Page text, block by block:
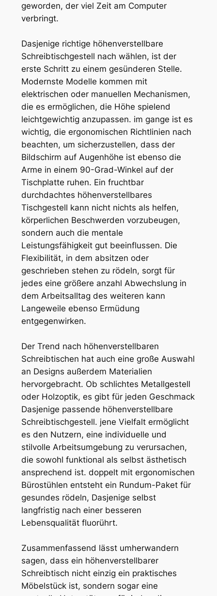
geworden, der viel Zeit am Computer
verbringt.
Dasjenige richtige höhenverstellbare
Schreibtischgestell nach wählen, ist der
erste Schritt zu einem gesünderen Stelle.
Modernste Modelle kommen mit
elektrischen oder manuellen Mechanismen,
die es ermöglichen, die Höhe spielend
leichtgewichtig anzupassen. im gange ist es
wichtig, die ergonomischen Richtlinien nach
beachten, um sicherzustellen, dass der
Bildschirm auf Augenhöhe ist ebenso die
Arme in einem 90-Grad-Winkel auf der
Tischplatte ruhen. Ein fruchtbar
durchdachtes höhenverstellbares
Tischgestell kann nicht nichts als helfen,
körperlichen Beschwerden vorzubeugen,
sondern auch die mentale
Leistungsfähigkeit gut beeinflussen. Die
Flexibilität, in dem absitzen oder
geschrieben stehen zu rödeln, sorgt für
jedes eine größere anzahl Abwechslung in
dem Arbeitsalltag des weiteren kann
Langeweile ebenso Ermüdung
entgegenwirken.
Der Trend nach höhenverstellbaren
Schreibtischen hat auch eine große Auswahl
an Designs außerdem Materialien
hervorgebracht. Ob schlichtes Metallgestell
oder Holzoptik, es gibt für jeden Geschmack
Dasjenige passende höhenverstellbare
Schreibtischgestell. jene Vielfalt ermöglicht
es den Nutzern, eine individuelle und
stilvolle Arbeitsumgebung zu verursachen,
die sowohl funktional als selbst ästhetisch
ansprechend ist. doppelt mit ergonomischen
Bürostühlen entsteht ein Rundum-Paket für
gesundes rödeln, Dasjenige selbst
langfristig nach einer besseren
Lebensqualität fluorührt.
Zusammenfassend lässt umherwandern
sagen, dass ein höhenverstellbarer
Schreibtisch nicht einzig ein praktisches
Möbelstück ist, sondern sogar eine